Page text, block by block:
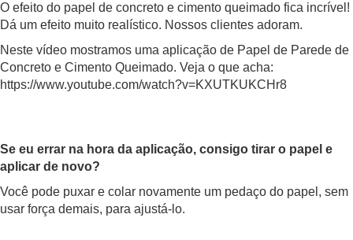
O efeito do papel de concreto e cimento queimado fica incrível!
Dá um efeito muito realístico. Nossos clientes adoram.
Neste vídeo mostramos uma aplicação de Papel de Parede de
Concreto e Cimento Queimado. Veja o que acha:
https://www.youtube.com/watch?v=KXUTKUKCHr8
Se eu errar na hora da aplicação, consigo tirar o papel e
aplicar de novo?
Você pode puxar e colar novamente um pedaço do papel, sem
usar força demais, para ajustá-lo.